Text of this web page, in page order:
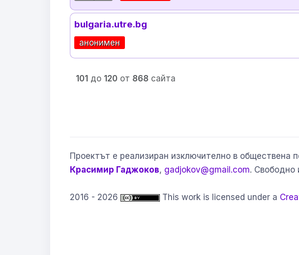
bulgaria.utre.bg
анонимен
101 до 120 от 868 сайта
Проектът е реализиран изключително в обществена
Красимир Гаджоков, gadjokov@gmail.com. Свободно
2016 - 2026 This work is licensed under a